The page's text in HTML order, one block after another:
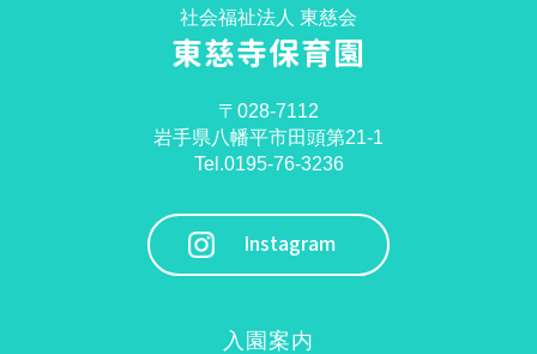
社会福祉法人 東慈会
東慈寺保育園
〒028-7112
岩手県八幡平市田頭第21-1
Tel.0195-76-3236
Instagram
入園案内